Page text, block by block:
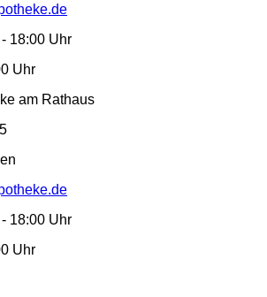
18:00 Uhr
Uhr
am Rathaus
18:00 Uhr
Uhr